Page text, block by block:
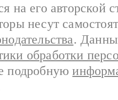
на его авторской
несут
.
обработки
подробную